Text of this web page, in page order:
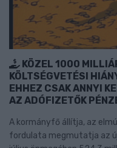
KÖZEL 1000
KÖLTSÉGVETÉSI
EHHEZ CSAK ANNYI
AZ ADÓFIZETŐK
A kormányfő állítja, az
fordulata megmutatja az